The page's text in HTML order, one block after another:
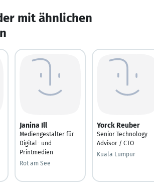
mit ähnlichen
Janina Ill
Mediengestalter für
Digital- und
Printmedien
Rot am See
Yorck Reuber
Senior Technology
Advisor / CTO
Kuala Lumpur